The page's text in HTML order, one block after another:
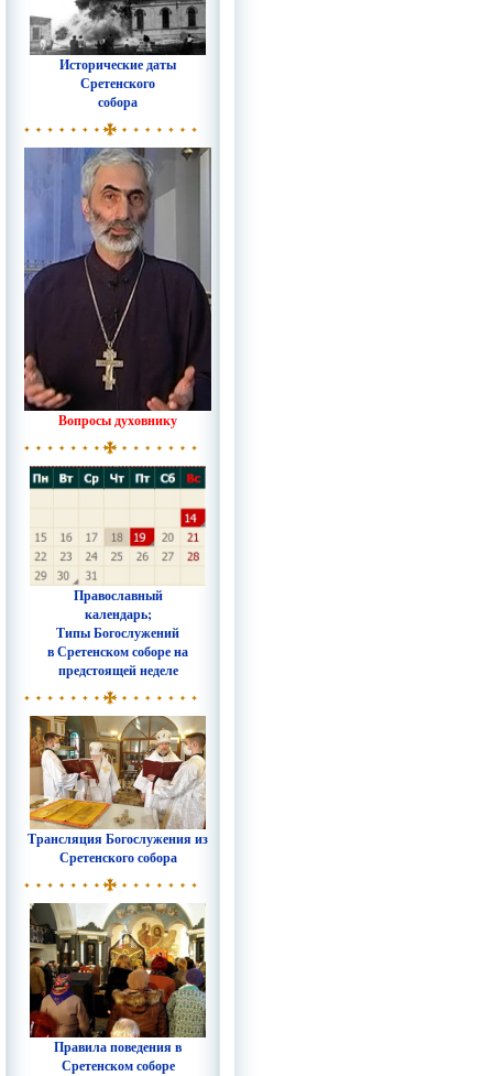
Исторические даты
Сретенского
собора
Вопросы духовнику
Православный
календарь;
Типы Богослужений
в Сретенском соборе на
предстоящей неделе
Трансляция Богослужения из
Сретенского собора
Правила поведения в
Сретенском соборе